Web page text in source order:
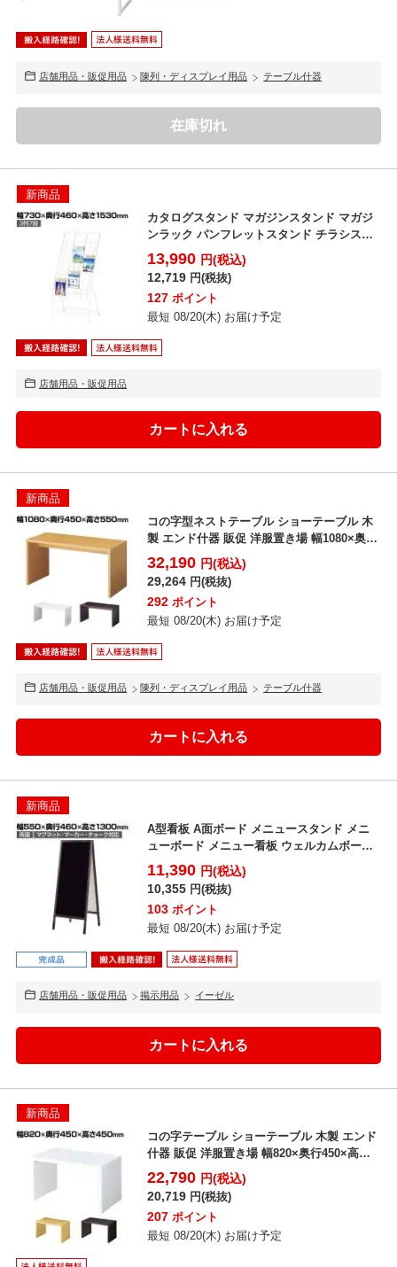
店舗用品・販促用品 陳列・ディスプレイ用品 テーブル什器
在庫切れ
新商品
カタログスタンド マガジンスタンド マガジ
ンラック パンフレットスタンド チラシスタ
ンド 片側キャス...
13,990 円(税込)
12,719 円(税抜)
127 ポイント
最短 08/20(木) お届け予定
店舗用品・販促用品
新商品
コの字型ネストテーブル ショーテーブル 木
製 エンド什器 販促 洋服置き場 幅1080×奥行
450×...
32,190 円(税込)
29,264 円(税抜)
292 ポイント
最短 08/20(木) お届け予定
店舗用品・販促用品 陳列・ディスプレイ用品 テーブル什器
新商品
A型看板 A面ボード メニュースタンド メニ
ューボード メニュー看板 ウェルカムボード
案内板スタン...
11,390 円(税込)
10,355 円(税抜)
103 ポイント
最短 08/20(木) お届け予定
店舗用品・販促用品 掲示用品 イーゼル
新商品
コの字テーブル ショーテーブル 木製 エンド
什器 販促 洋服置き場 幅820×奥行450×高さ
450...
22,790 円(税込)
20,719 円(税抜)
207 ポイント
最短 08/20(木) お届け予定